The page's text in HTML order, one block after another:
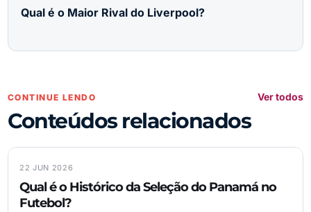
Qual é o Maior Rival do Liverpool?
CONTINUE LENDO
Conteúdos relacionados
Ver todos
22 JUN 2026
Qual é o Histórico da Seleção do Panamá no
Futebol?